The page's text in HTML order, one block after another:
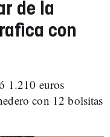
de la
con
1.210 euros
con 12 bolsitas